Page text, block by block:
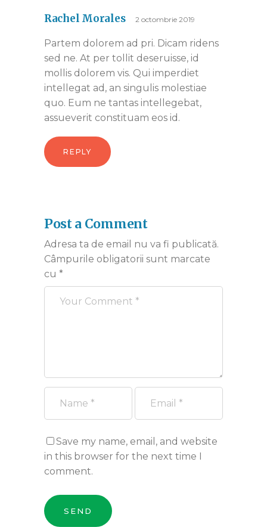
Rachel Morales 2 octombrie 2019
Partem dolorem ad pri. Dicam ridens
sed ne. At per tollit deseruisse, id
mollis dolorem vis. Qui imperdiet
intellegat ad, an singulis molestiae
quo. Eum ne tantas intellegebat,
assueverit constituam eos id.
REPLY
Post a Comment
Adresa ta de email nu va fi publicată.
Câmpurile obligatorii sunt marcate
cu *
Save my name, email, and website
in this browser for the next time I
comment.